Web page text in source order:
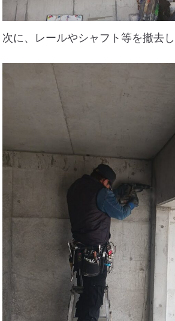
次に、レールやシャフト等を撤去し